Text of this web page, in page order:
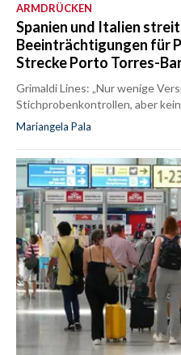
ARMDRÜCKEN
Spanien und Italien
Beeinträchtigungen für
Strecke Porto Torres-
Grimaldi Lines: „Nur wenige
Stichprobenkontrollen, aber
Mariangela Pala